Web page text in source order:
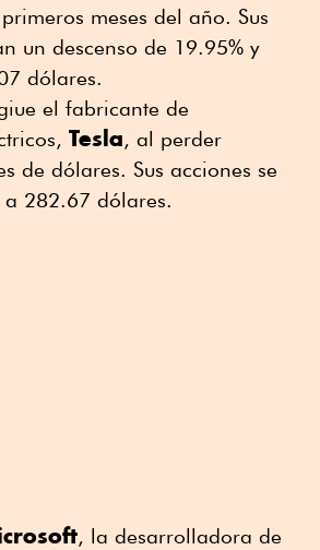
meses del año. Sus
un descenso de 19.95% y
dólares.
el fabricante de
Tesla, al perder
de dólares. Sus acciones se
282.67 dólares.
, la desarrolladora de